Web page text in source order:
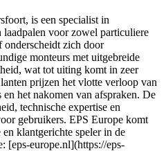
is een specialist in
laadpalen voor zowel particuliere
zich door
monteurs met uitgebreide
wat tot uiting komt in zeer
prijzen het vlotte verloop van
het nakomen van afspraken. De
technische expertise en
gebruikers. EPS Europe komt
klantgerichte speler in de
[eps-europe.nl](https://eps-